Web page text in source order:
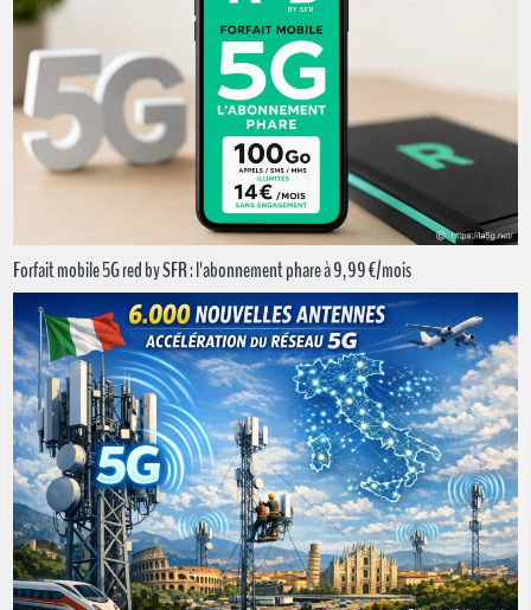
Forfait mobile 5G red by SFR : l'abonnement phare à 9,99 €/mois